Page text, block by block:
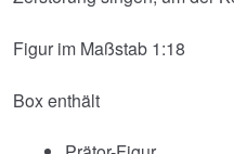
Figur im Maßstab 1:18
Box enthält